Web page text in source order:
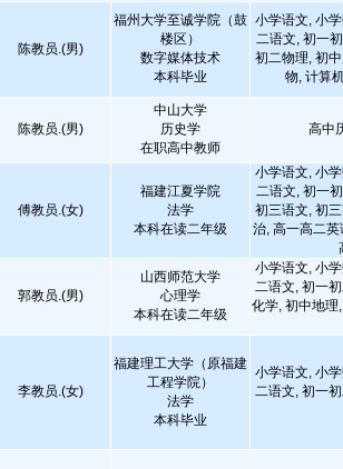
陈教员.(男)
福州大学至诚学院（鼓
楼区）
数字媒体技术
本科毕业
小学语文, 小
二语文, 初一
初二物理, 初
物, 计算
陈教员.(男)
中山大学
历史学
在职高中教师
高中
傅教员.(女)
福建江夏学院
法学
本科在读二年级
小学语文, 小
二语文, 初一
初三语文, 初
治, 高一高二
郭教员.(男)
山西师范大学
心理学
本科在读二年级
小学语文, 小
二语文, 初一
化学, 初中地理
李教员.(女)
福建理工大学（原福建
工程学院）
法学
本科毕业
小学语文, 小
二语文, 初一